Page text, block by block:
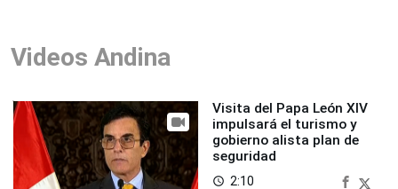
Videos Andina
Visita del Papa León XIV
impulsará el turismo y
gobierno alista plan de
seguridad
access_time 2:10